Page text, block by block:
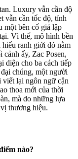
Luxury vẫn cần độ
vẫn cần tốc độ, tính
một bên cố giả lập
Vì thế, mô hình bền
ranh giới đó nằm
ấy, Zac Posen,
diện cho ba cách tiếp
chúng, một người
viết lại ngôn ngữ cận
thoa mới của thời
mà do những lựa
thương hiệu.
nào?